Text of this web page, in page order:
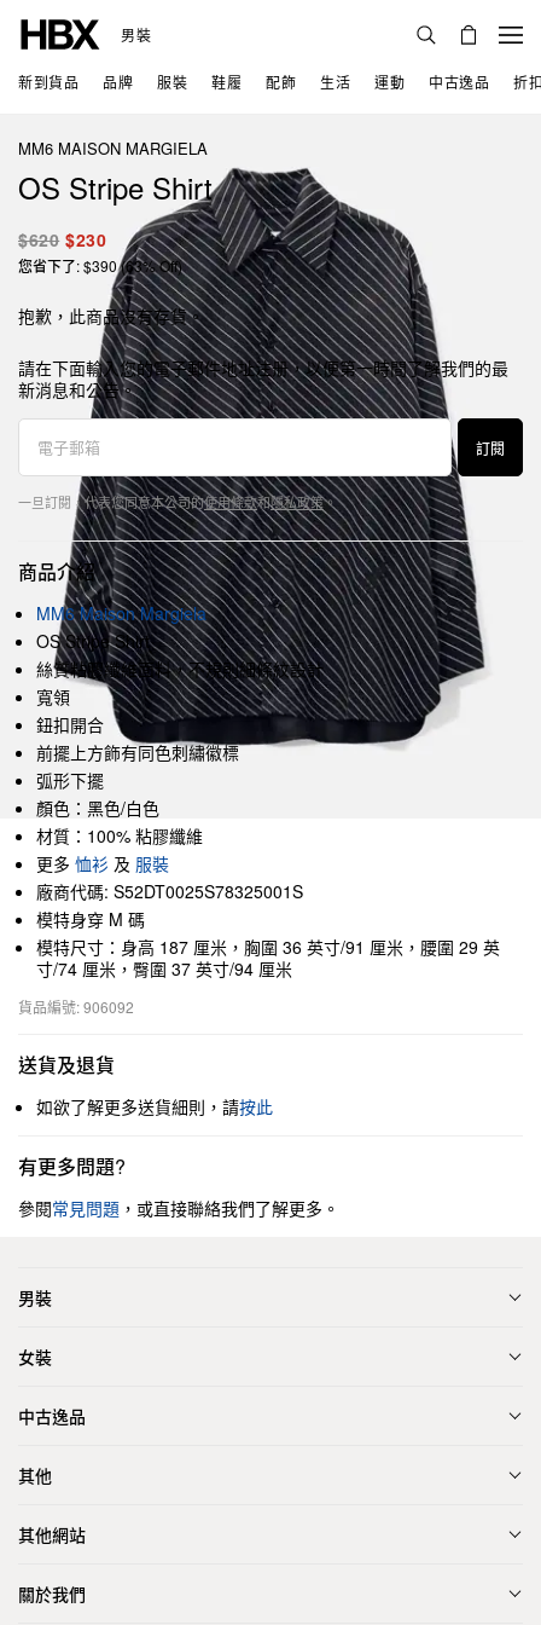
男裝
新到貨品 品牌 服裝 鞋履 配飾 生活 運動 中古逸品 折
MM6 MAISON MARGIELA
OS Stripe Shirt
$620 $230
您省下了: $390 (63% Off)
抱歉，此商品沒有存貨。
請在下面輸入您的電子郵件地址注册，以便第一時間了解我們的最
新消息和公告。
訂閱
一旦訂閱，代表您同意本公司的使用條款和隱私政策。
商品介紹
MM6 Maison Margiela
OS Stripe Shirt
絲質粘膠纖維面料，不規則細條紋設計
寬領
鈕扣開合
前擺上方飾有同色刺繡徽標
弧形下擺
顏色：黑色/白色
材質：100% 粘膠纖維
更多 恤衫 及 服裝
廠商代碼: S52DT0025S78325001S
模特身穿 M 碼
模特尺寸：身高 187 厘米，胸圍 36 英寸/91 厘米，腰圍 29 英
寸/74 厘米，臀圍 37 英寸/94 厘米
貨品編號: 906092
送貨及退貨
如欲了解更多送貨細則，請按此
有更多問題?
參閱常見問題 ，或直接聯絡我們了解更多。
男裝
女裝
中古逸品
其他
其他網站
關於我們